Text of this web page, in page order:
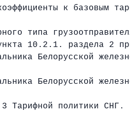
к базовым
типа
10.2.1. раздела 2
Белорусской
Белорусской
Тарифной политики СНГ.